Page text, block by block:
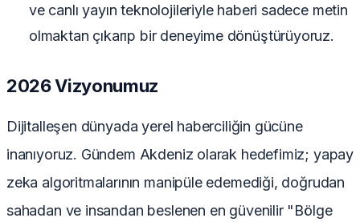
ve canlı yayın teknolojileriyle haberi sadece metin
olmaktan çıkarıp bir deneyime dönüştürüyoruz.
2026 Vizyonumuz
Dijitalleşen dünyada yerel haberciliğin gücüne
inanıyoruz. Gündem Akdeniz olarak hedefimiz; yapay
zeka algoritmalarının manipüle edemediği, doğrudan
sahadan ve insandan beslenen en güvenilir "Bölge